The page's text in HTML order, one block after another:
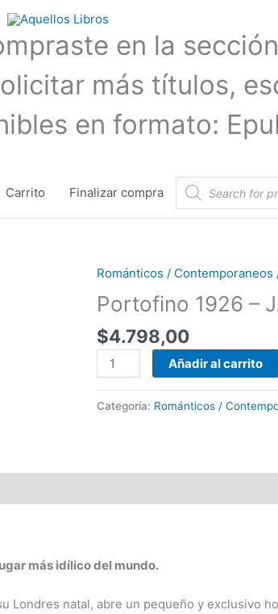
en la
más títulos,
en formato:
Carrito Finalizar compra
Búsqueda
de
productos
Románticos / Contemporaneos
Portofino 1926 –
$4.798,00
Portofino
1926
-
J.
P.
O'Connell
cantidad
Añadir al carrito
Categoría: Románticos /
más idílico del mundo.
Londres natal, abre un pequeño y exclusivo